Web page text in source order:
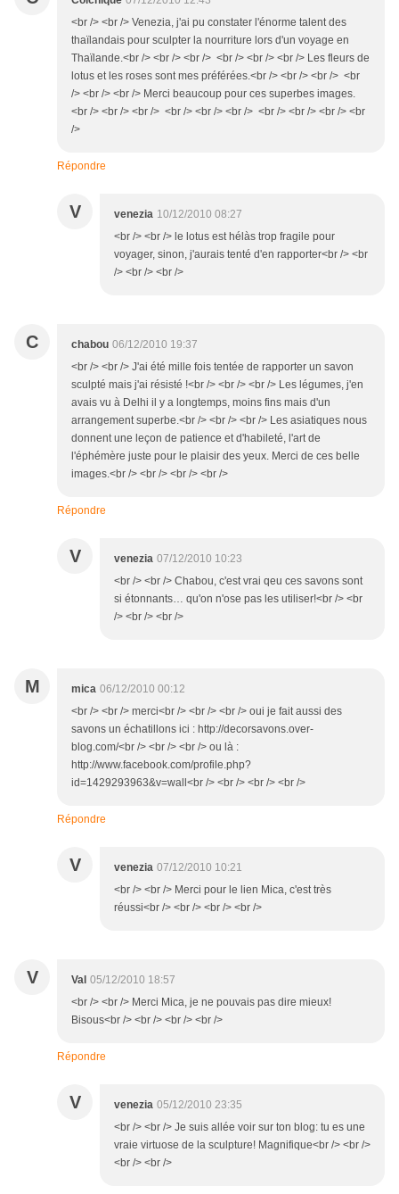
<br /> <br /> Venezia, j'ai pu constater l'énorme talent des
thaïlandais pour sculpter la nourriture lors d'un voyage en
Thaïlande.<br /> <br /> <br /> <br /> <br /> <br /> Les fleurs de
lotus et les roses sont mes préférées.<br /> <br /> <br /> <br
/> <br /> <br /> Merci beaucoup pour ces superbes images.
<br /> <br /> <br /> <br /> <br /> <br /> <br /> <br /> <br /> <br
/>
Répondre
V venezia 10/12/2010 08:27
<br /> <br /> le lotus est hélàs trop fragile pour
voyager, sinon, j'aurais tenté d'en rapporter<br /> <br
/> <br /> <br />
C chabou 06/12/2010 19:37
<br /> <br /> J'ai été mille fois tentée de rapporter un savon
sculpté mais j'ai résisté !<br /> <br /> <br /> Les légumes, j'en
avais vu à Delhi il y a longtemps, moins fins mais d'un
arrangement superbe.<br /> <br /> <br /> Les asiatiques nous
donnent une leçon de patience et d'habileté, l'art de
l'éphémère juste pour le plaisir des yeux. Merci de ces belle
images.<br /> <br /> <br /> <br />
Répondre
V venezia 07/12/2010 10:23
<br /> <br /> Chabou, c'est vrai qeu ces savons sont
si étonnants… qu'on n'ose pas les utiliser!<br /> <br
/> <br /> <br />
M mica 06/12/2010 00:12
<br /> <br /> merci<br /> <br /> <br /> oui je fait aussi des
savons un échatillons ici : http://decorsavons.over-
blog.com/<br /> <br /> <br /> ou là :
http://www.facebook.com/profile.php?
id=1429293963&v=wall<br /> <br /> <br /> <br />
Répondre
V venezia 07/12/2010 10:21
<br /> <br /> Merci pour le lien Mica, c'est très
réussi<br /> <br /> <br /> <br />
V Val 05/12/2010 18:57
<br /> <br /> Merci Mica, je ne pouvais pas dire mieux!
Bisous<br /> <br /> <br /> <br />
Répondre
V venezia 05/12/2010 23:35
<br /> <br /> Je suis allée voir sur ton blog: tu es une
vraie virtuose de la sculpture! Magnifique<br /> <br />
<br /> <br />